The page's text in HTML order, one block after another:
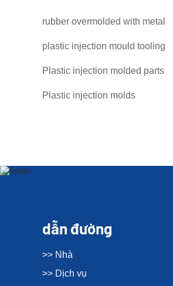
rubber overmolded with metal
plastic injection mould tooling
Plastic injection molded parts
Plastic injection molds
dẫn đường
>> Nhà
>> Dịch vụ